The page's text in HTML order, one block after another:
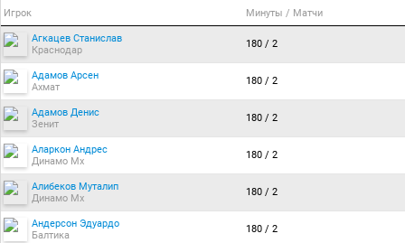
Игрок Минуты / Матчи
Агкацев Станислав
Краснодар
180 / 2
Адамов Арсен
Ахмат
180 / 2
Адамов Денис
Зенит
180 / 2
Аларкон Андрес
Динамо Мх
180 / 2
Алибеков Муталип
Динамо Мх
180 / 2
Андерсон Эдуардо
Балтика
180 / 2